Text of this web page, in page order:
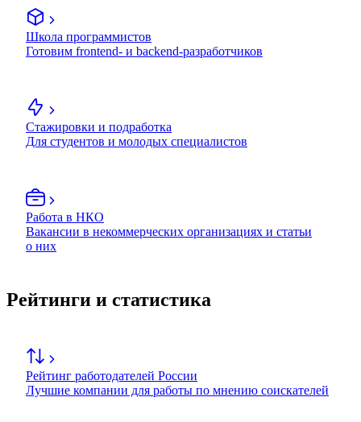
Школа программистов
Готовим frontend- и backend-разработчиков
Стажировки и подработка
Для студентов и молодых специалистов
Работа в НКО
Вакансии в некоммерческих организациях и статьи
о них
Рейтинги и статистика
Рейтинг работодателей России
Лучшие компании для работы по мнению соискателей